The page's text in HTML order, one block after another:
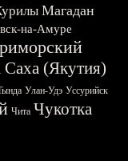
Магадан
на-Амуре
Саха (Якутия)
Улан-Удэ Уссурийск
Чита Чукотка